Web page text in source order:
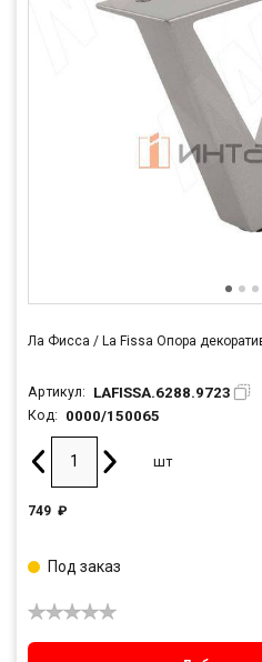
Ла Фисса / La Fissa Опора
Артикул: LAFISSA.6288.9723
Код: 0000/150065
шт
749 ₽
Под заказ